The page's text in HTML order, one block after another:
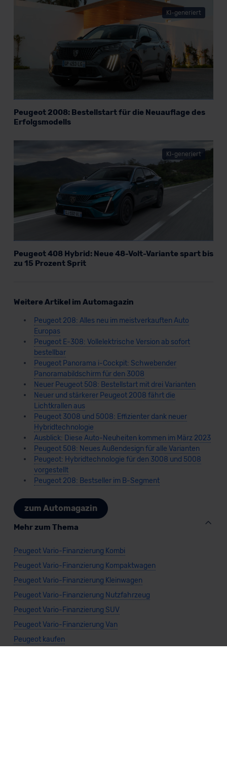
KI-generiert
Peugeot 2008: Bestellstart für die Neuauflage des
Erfolgsmodells
KI-generiert
Peugeot 408 Hybrid: Neue 48-Volt-Variante spart bis
zu 15 Prozent Sprit
Weitere Artikel im Automagazin
Peugeot 208: Alles neu im meistverkauften Auto
Europas
Peugeot E-308: Vollelektrische Version ab sofort
bestellbar
Peugeot Panorama i-Cockpit: Schwebender
Panoramabildschirm für den 3008
Neuer Peugeot 508: Bestellstart mit drei Varianten
Neuer und stärkerer Peugeot 2008 fährt die
Lichtkrallen aus
Peugeot 3008 und 5008: Effizienter dank neuer
Hybridtechnologie
Ausblick: Diese Auto-Neuheiten kommen im März 2023
Peugeot 508: Neues Außendesign für alle Varianten
Peugeot: Hybridtechnologie für den 3008 und 5008
vorgestellt
Peugeot 208: Bestseller im B-Segment
zum Automagazin
Mehr zum Thema
Peugeot Vario-Finanzierung Kombi
Peugeot Vario-Finanzierung Kompaktwagen
Peugeot Vario-Finanzierung Kleinwagen
Peugeot Vario-Finanzierung Nutzfahrzeug
Peugeot Vario-Finanzierung SUV
Peugeot Vario-Finanzierung Van
Peugeot kaufen